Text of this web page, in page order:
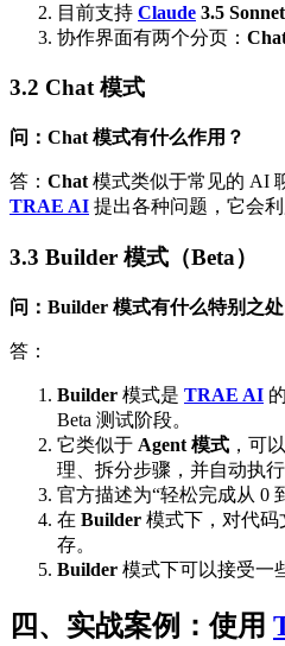
目前支持 Claude 3.5 Sonnet
协作界面有两个分页：
3.2 Chat 模式
问：Chat 模式有什么作用？
答： Chat 模式类似于常见的 AI
TRAE AI 提出各种问题，它会
3.3 Builder 模式（Beta）
问：Builder 模式有什么特别之处
答：
Builder 模式是 TRAE AI
Beta 测试阶段。
它类似于 Agent 模式 ，可
理、拆分步骤，并自动执行
官方描述为“轻松完成从 0
在 Builder 模式下，对代码
存。
Builder 模式下可以接受一
四、实战案例：使用